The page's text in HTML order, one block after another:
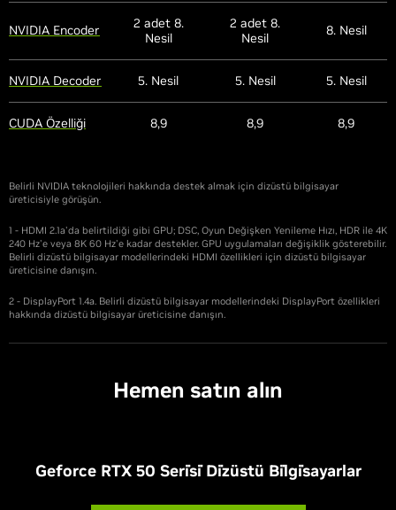
NVIDIA Encoder
2 adet 8.
Nesil
2 adet 8.
Nesil
8. Nesil
NVIDIA Decoder 5. Nesil 5. Nesil 5. Nesil
CUDA Özelliği 8,9 8,9 8,9
Belirli NVIDIA teknolojileri hakkında destek almak için dizüstü bilgisayar
üreticisiyle görüşün.
1 - HDMI 2.1a'da belirtildiği gibi GPU; DSC, Oyun Değişken Yenileme Hızı, HDR ile 4K
240 Hz'e veya 8K 60 Hz'e kadar destekler. GPU uygulamaları değişiklik gösterebilir.
Belirli dizüstü bilgisayar modellerindeki HDMI özellikleri için dizüstü bilgisayar
üreticisine danışın.
2 - DisplayPort 1.4a. Belirli dizüstü bilgisayar modellerindeki DisplayPort özellikleri
hakkında dizüstü bilgisayar üreticisine danışın.
Hemen satın alın
Geforce RTX 50 Seri̇si̇ Di̇züstü Bi̇lgi̇sayarlar